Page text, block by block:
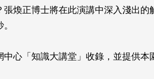
張煥正博士將在此演講中深入淺出的
心「知識大講堂」收錄，並提供本